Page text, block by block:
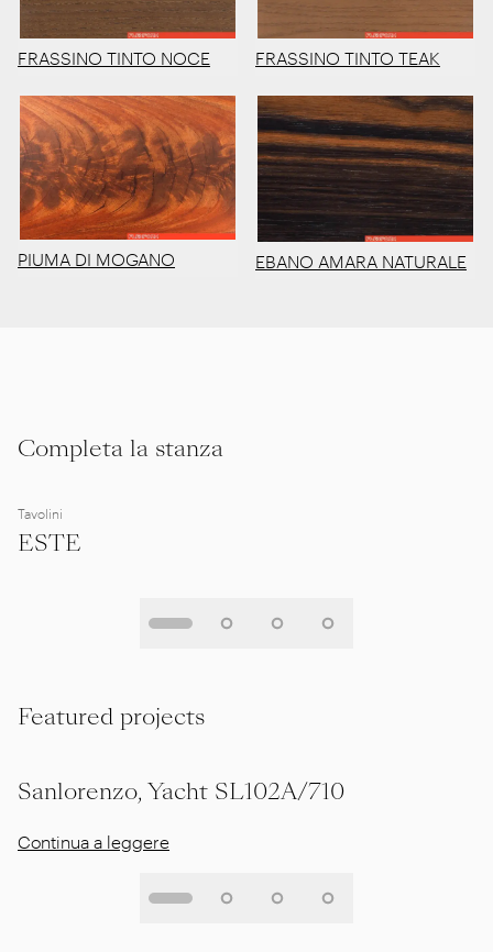
FRASSINO TINTO NOCE FRASSINO TINTO TEAK
PIUMA DI MOGANO EBANO AMARA NATURALE
Completa la stanza
Tavolini
ESTE
Featured projects
Sanlorenzo, Yacht SL102A/710
Continua a leggere